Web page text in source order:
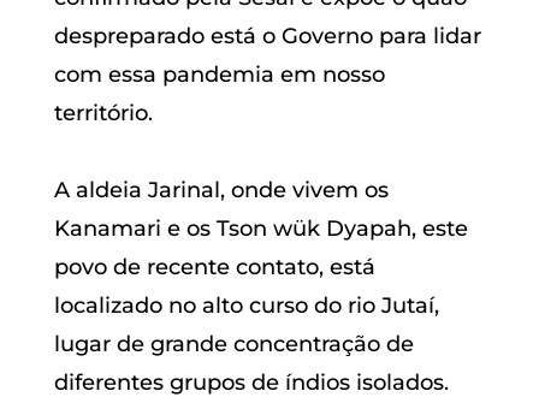
despreparado está o Governo para lidar
com essa pandemia em nosso
território.
A aldeia Jarinal, onde vivem os
Kanamari e os Tson wük Dyapah, este
povo de recente contato, está
localizado no alto curso do rio Jutaí,
lugar de grande concentração de
diferentes grupos de índios isolados.